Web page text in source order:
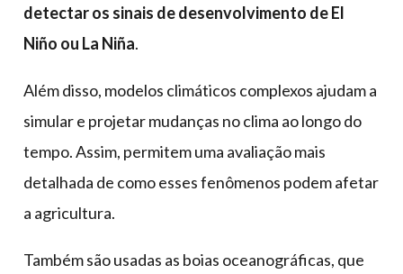
detectar os sinais de desenvolvimento de El
Niño ou La Niña.
Além disso, modelos climáticos complexos ajudam a
simular e projetar mudanças no clima ao longo do
tempo. Assim, permitem uma avaliação mais
detalhada de como esses fenômenos podem afetar
a agricultura.
Também são usadas as boias oceanográficas, que